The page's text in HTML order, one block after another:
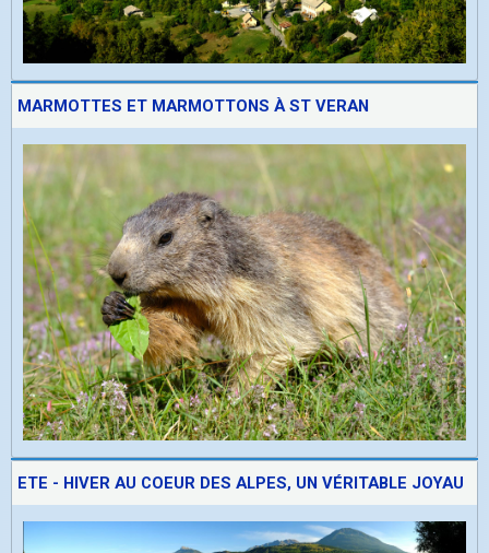
MARMOTTES ET MARMOTTONS À ST VERAN
ETE - HIVER AU COEUR DES ALPES, UN VÉRITABLE JOYAU